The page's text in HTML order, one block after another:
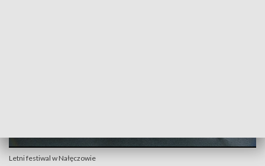
Letni festiwal w Nałęczowie